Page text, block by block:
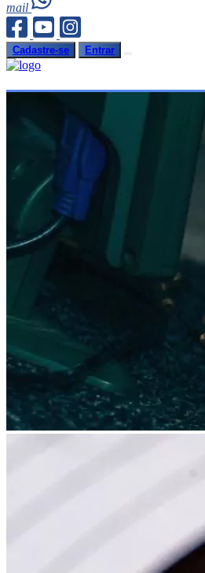
mail
Cadastre-se Entrar